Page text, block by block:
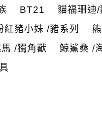
BT21 貓福珊迪
紅豬小妹 /豬系列
/獨角獸 鯨鯊桑 /